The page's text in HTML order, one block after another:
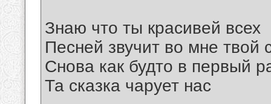
Знаю что ты красивей всех
Песней звучит во мне твой
Снова как будто в первый
Та сказка чарует нас